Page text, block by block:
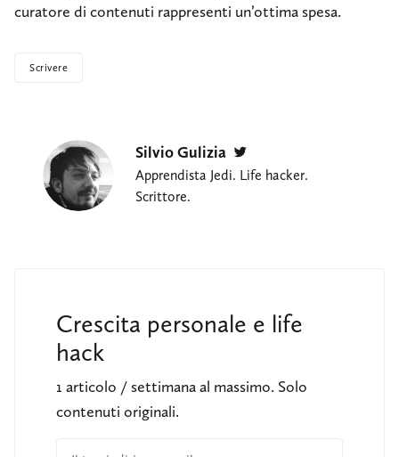
curatore di contenuti rappresenti un’ottima spesa.
Scrivere
Silvio Gulizia
Apprendista Jedi. Life hacker.
Scrittore.
Crescita personale e life
hack
1 articolo / settimana al massimo. Solo
contenuti originali.
Il tuo indirizzo email